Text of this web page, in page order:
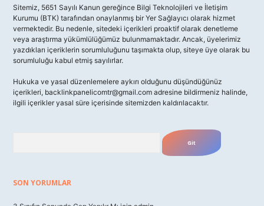
Sitemiz, 5651 Sayılı Kanun gereğince Bilgi Teknolojileri ve İletişim
Kurumu (BTK) tarafından onaylanmış bir Yer Sağlayıcı olarak hizmet
vermektedir. Bu nedenle, sitedeki içerikleri proaktif olarak denetleme
veya araştırma yükümlülüğümüz bulunmamaktadır. Ancak, üyelerimiz
yazdıkları içeriklerin sorumluluğunu taşımakta olup, siteye üye olarak bu
sorumluluğu kabul etmiş sayılırlar.
Hukuka ve yasal düzenlemelere aykırı olduğunu düşündüğünüz
içerikleri, backlinkpanelicomtr@gmail.com adresine bildirmeniz halinde,
ilgili içerikler yasal süre içerisinde sitemizden kaldırılacaktır.
SON YORUMLAR